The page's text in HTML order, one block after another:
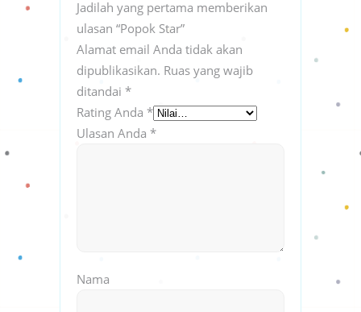
Jadilah yang pertama memberikan
ulasan “Popok Star”
Alamat email Anda tidak akan
dipublikasikan. Ruas yang wajib
ditandai *
Rating Anda *
Ulasan Anda *
Nama